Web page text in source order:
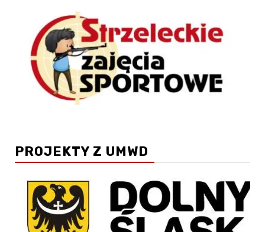
PROJEKTY Z UMWD